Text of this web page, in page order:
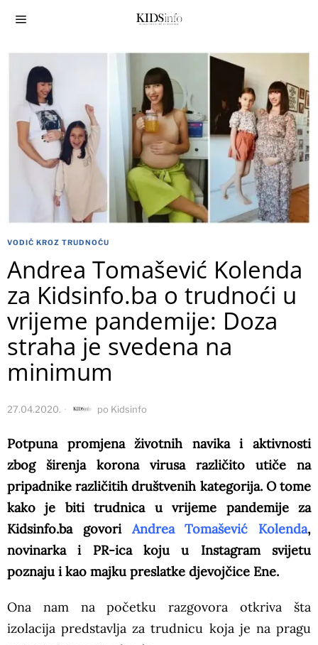
VODIČ KROZ TRUDNOĆU
Andrea Tomašević Kolenda
za Kidsinfo.ba o trudnoći u
vrijeme pandemije: Doza
straha je svedena na
minimum
27.04.2020. po Kidsinfo
Potpuna promjena životnih navika i aktivnosti
zbog širenja korona virusa različito utiče na
pripadnike različitih društvenih kategorija. O tome
kako je biti trudnica u vrijeme pandemije za
Kidsinfo.ba govori Andrea Tomašević Kolenda,
novinarka i PR-ica koju u Instagram svijetu
poznaju i kao majku preslatke djevojčice Ene.
Ona nam na početku razgovora otkriva šta
izolacija predstavlja za trudnicu koja je na pragu